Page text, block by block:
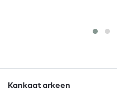
Kankaat arkeen